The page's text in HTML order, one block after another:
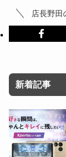
店長野田
新着記事